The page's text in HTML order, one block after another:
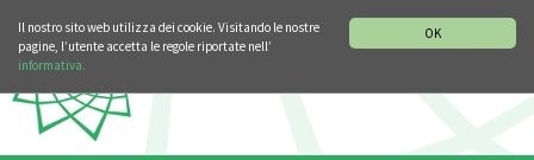
OK
Il nostro sito web utilizza dei cookie. Visitando le nostre
pagine, l’utente accetta le regole riportate nell’
informativa.